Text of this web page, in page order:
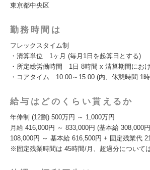
東京都中央区
勤務時間は
フレックスタイム制
・清算単位 1ヶ月 (毎月1日を起算日とする)
・所定総労働時間 1日 8時間 x 清算期間にお
・コアタイム 10:00～15:00 (内、休憩時間 1
給与はどのくらい貰えるか
年俸制 (12割) 500万円 ～ 1,000万円
月給 416,000円 ～ 833,000円 (基本給 308,000
108,000円 ～ 基本給 616,500円 + 固定残業代
※固定残業時間は 45時間/月、超過分について